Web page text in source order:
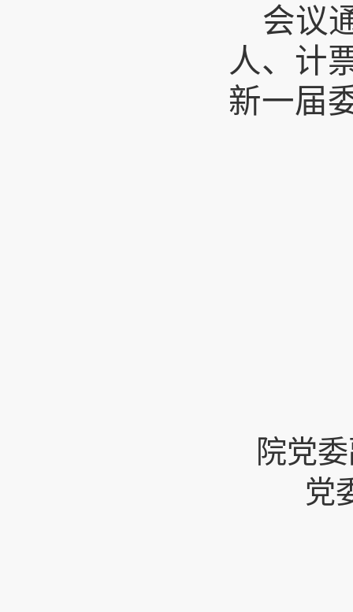
会议
人、计
新一届
院党
党